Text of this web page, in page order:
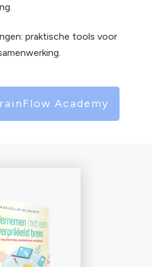
praktische tools voor
Academy